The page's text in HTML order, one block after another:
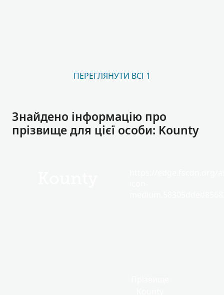
ПЕРЕГЛЯНУТИ ВСІ 1
Знайдено інформацію про
прізвище для цієї особи: Kounty